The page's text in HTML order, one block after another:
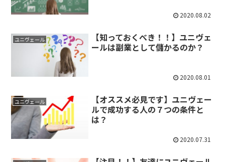
2020.08.02
ユニヴェール
【知っておくべき！！】ユニヴェ
ールは副業として儲かるのか？
2020.08.01
ユニヴェール
【オススメ必見です】ユニヴェー
ルで成功する人の７つの条件と
は？
2020.07.31